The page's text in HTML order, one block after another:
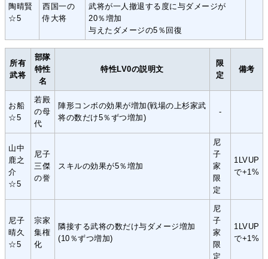
陶晴賢
☆5
西国一の
侍大将
武将が一人撤退する度に与ダメージが
20％増加
与えたダメージの5％回復
所有
武将
部隊
特性
名
特性LV0の説明文
限
定
備考
お船
☆5
若殿
の母
代
陣形コンボの効果が増加(戦場の上杉家武
将の数だけ5％ずつ増加)
‐
山中
鹿之
介
☆5
尼子
三傑
の誉
スキルの効果が5％増加
尼
子
家
限
定
1LVUP
で+1%
尼子
晴久
☆5
宗家
集権
化
隣接する武将の数だけ与ダメージ増加
(10％ずつ増加)
尼
子
家
限
定
1LVUP
で+1%